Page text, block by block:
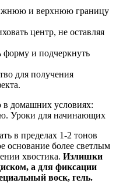
и верхнюю границу
центр, не оставляя
форму и подчеркнуть
для получения
в пределах 1-2 тонов
основание более светлым
хвостика. Излишки
а для фиксации
воск, гель.